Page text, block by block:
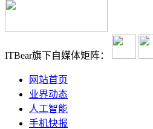
ITBear旗下自媒体矩阵：
网站首页
业界动态
人工智能
手机快报